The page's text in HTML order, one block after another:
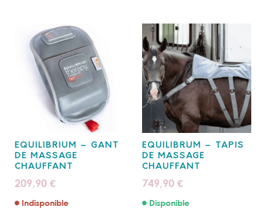
EQUILIBRIUM – GANT
DE MASSAGE
CHAUFFANT
209,90 €
Indisponible
EQUILIBRUM – TAPIS
DE MASSAGE
CHAUFFANT
749,90 €
Disponible